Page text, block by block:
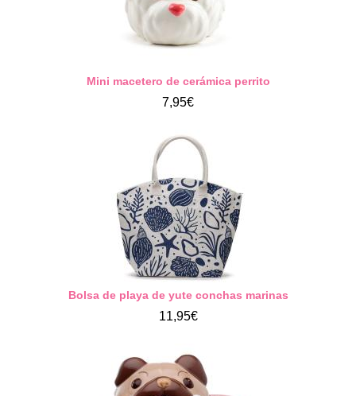
Mini macetero de cerámica perrito
7,95€
Bolsa de playa de yute conchas marinas
11,95€